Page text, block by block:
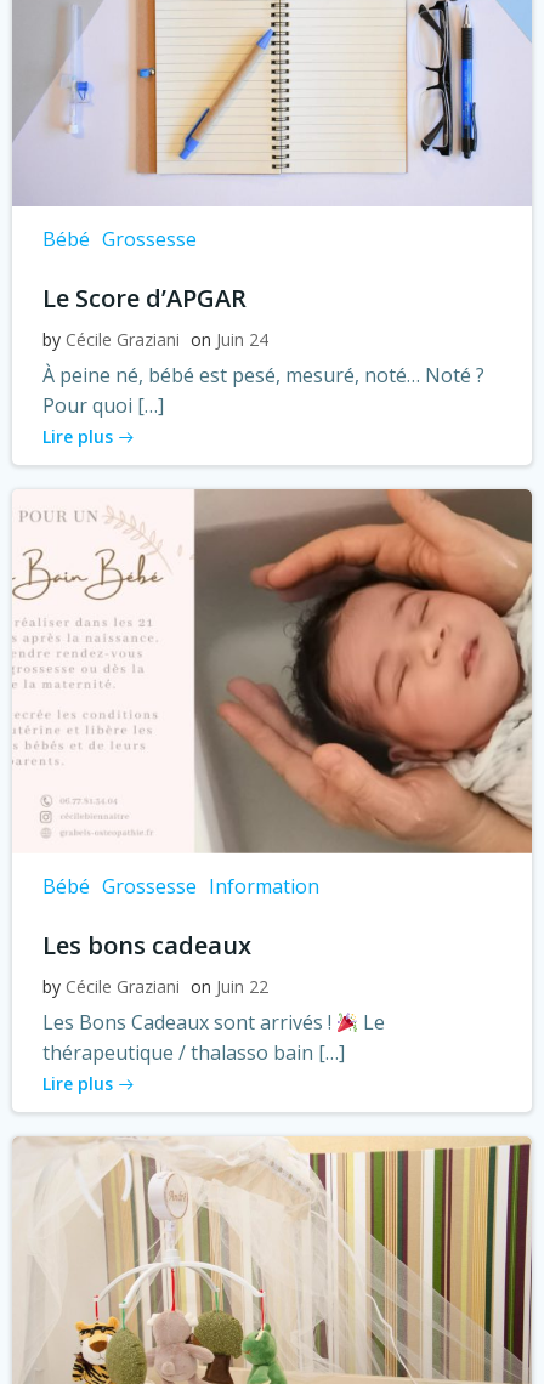
Bébé Grossesse
Le Score d’APGAR
by Cécile Graziani on Juin 24
À peine né, bébé est pesé, mesuré, noté… Noté ?
Pour quoi […]
Lire plus
Bébé Grossesse Information
Les bons cadeaux
by Cécile Graziani on Juin 22
Les Bons Cadeaux sont arrivés !
Le
thérapeutique / thalasso bain […]
Lire plus